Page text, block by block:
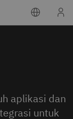
aplikasi dan
untuk